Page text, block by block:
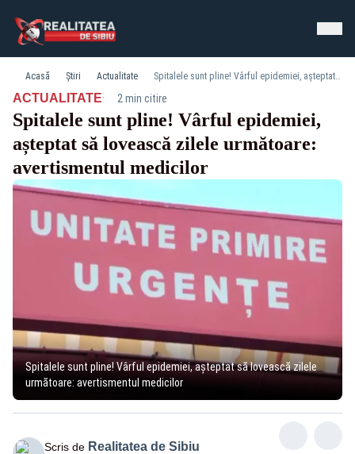
Acasă Știri Actualitate Spitalele sunt pline! Vârful epidemiei, așteptat să lovească zilele următoare: avertismentul medicilor
ACTUALITATE· 2 min citire
Spitalele sunt pline! Vârful epidemiei,
așteptat să lovească zilele următoare:
avertismentul medicilor
Spitalele sunt pline! Vârful epidemiei, așteptat să lovească zilele
următoare: avertismentul medicilor
Scris de Realitatea de Sibiu